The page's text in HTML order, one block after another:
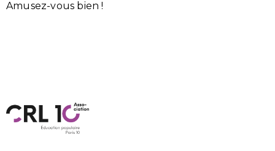
Amusez-vous bien !